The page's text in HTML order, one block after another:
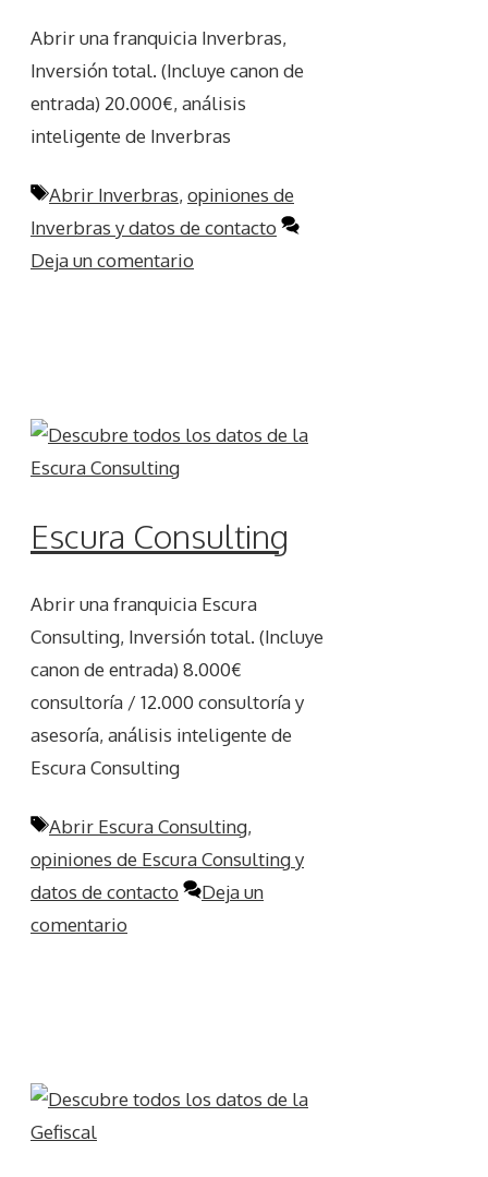
Abrir una franquicia Inverbras,
Inversión total. (Incluye canon de
entrada) 20.000€, análisis
inteligente de Inverbras
Etiquetas
Abrir Inverbras, opiniones de
Inverbras y datos de contacto
Deja un comentario
Escura Consulting
Abrir una franquicia Escura
Consulting, Inversión total. (Incluye
canon de entrada) 8.000€
consultoría / 12.000 consultoría y
asesoría, análisis inteligente de
Escura Consulting
Etiquetas
Abrir Escura Consulting,
opiniones de Escura Consulting y
datos de contacto
Deja un
comentario